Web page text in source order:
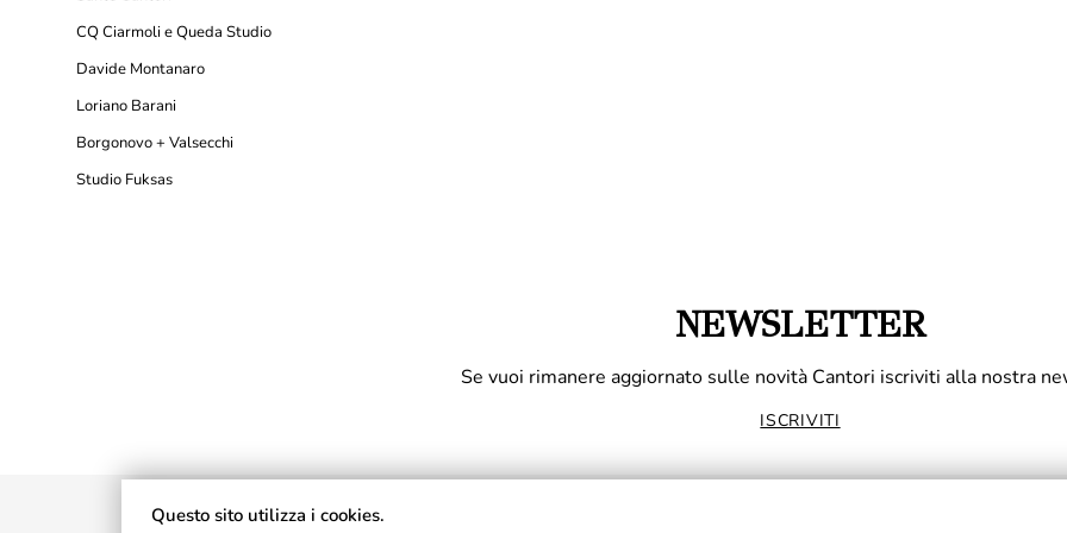
CQ Ciarmoli e Queda Studio
Davide Montanaro
Loriano Barani
Borgonovo + Valsecchi
Studio Fuksas
NEWSLETTER
Se vuoi rimanere aggiornato sulle novità Cantori iscriviti alla nostra
ISCRIVITI
Questo sito utilizza i cookies.